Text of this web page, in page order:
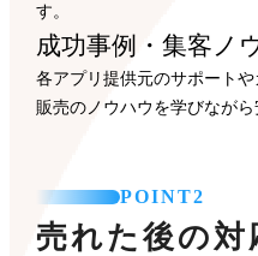
す。
成功事例・集客ノ
各アプリ提供元のサポート
販売のノウハウを学びなが
POINT2
売れた後の